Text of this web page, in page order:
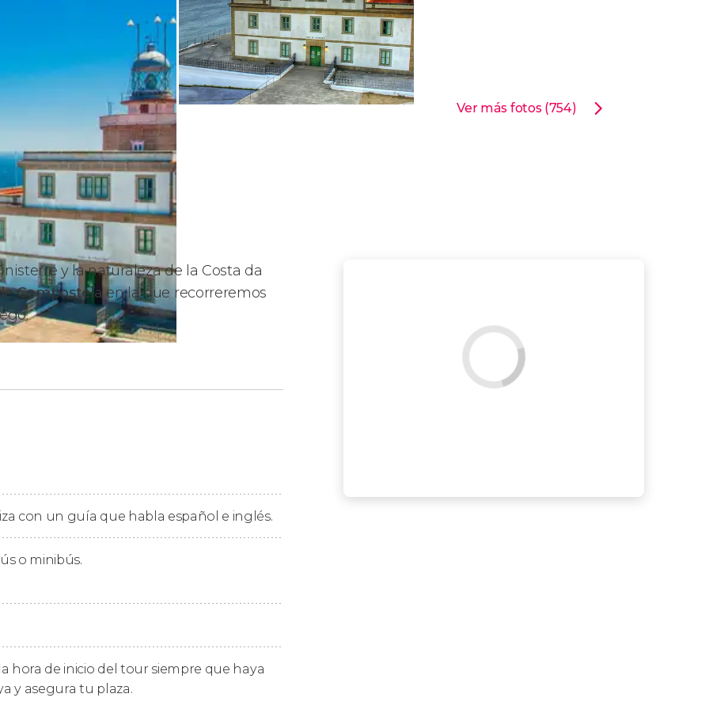
Ver más fotos (754)
y la naturaleza de la Costa da
Compostelaen la que recorreremos
Pontemaceira
conoceremos las historias de los locales.
costera deMuxía. Junto alsantuario de la
sobre el Camino de Santiago, además de
Además, durante la visita al santuario
d'Abalar y Dos Cadrís .
con un guía que habla español e inglés.
o minibús.
hora de inicio del tour siempre que haya
y asegura tu plaza.